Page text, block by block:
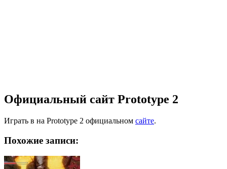
Официальный сайт Prototype 2
Играть в на Prototype 2 официальном сайте.
Похожие записи: